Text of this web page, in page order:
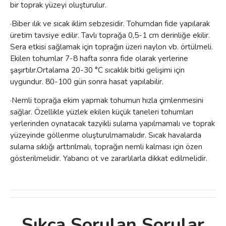
bir toprak yüzeyi oluşturulur.
·Biber ılık ve sıcak iklim sebzesidir. Tohumdan fide yapılarak
üretim tavsiye edilir. Tavlı toprağa 0,5-1 cm derinliğe ekilir.
Sera etkisi sağlamak için toprağın üzeri naylon vb. örtülmeli.
Ekilen tohumlar 7-8 hafta sonra fide olarak yerlerine
şaşırtılır.Ortalama 20-30 °C sıcaklık bitki gelişimi için
uygundur. 80-100 gün sonra hasat yapılabilir.
·Nemli toprağa ekim yapmak tohumun hızla çimlenmesini
sağlar. Özellikle yüzlek ekilen küçük taneleri tohumları
yerlerinden oynatacak tazyikli sulama yapılmamalı ve toprak
yüzeyinde göllenme oluşturulmamalıdır. Sıcak havalarda
sulama sıklığı arttırılmalı, toprağın nemli kalması için özen
gösterilmelidir. Yabancı ot ve zararlılarla dikkat edilmelidir.